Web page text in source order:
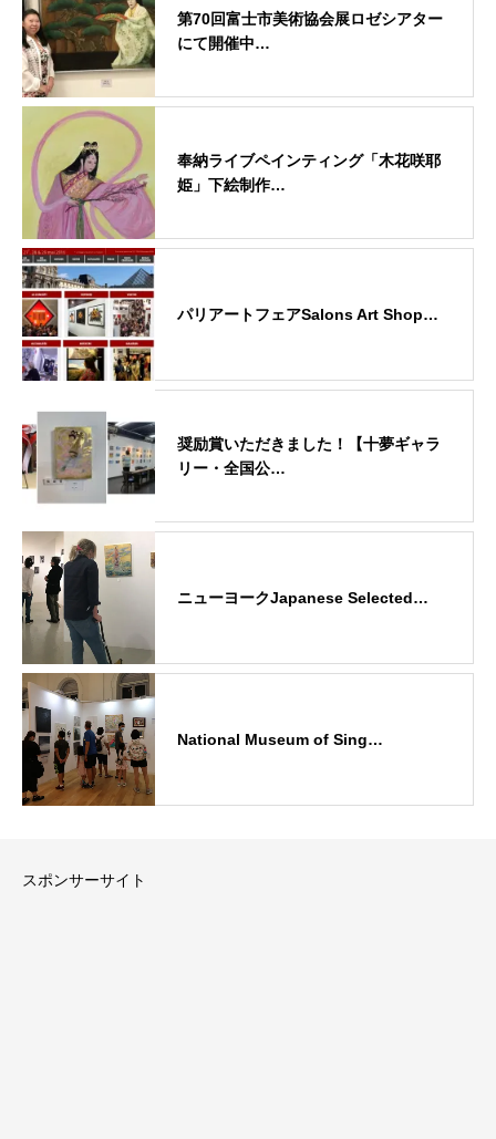
第70回富士市美術協会展ロゼシアター
にて開催中…
奉納ライブペインティング「木花咲耶
姫」下絵制作…
パリアートフェアSalons Art Shop…
奨励賞いただきました！【十夢ギャラ
リー・全国公…
ニューヨークJapanese Selected…
National Museum of Sing…
スポンサーサイト